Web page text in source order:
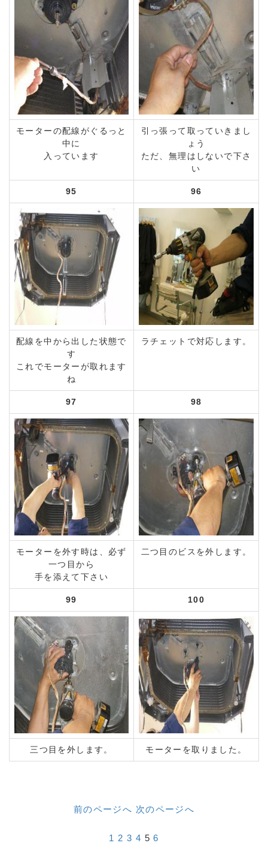
モーターの配線がぐるっと
中に
入っています
引っ張って取っていきまし
ょう
ただ、無理はしないで下さ
い
95 96
配線を中から出した状態で
す
これでモーターが取れます
ね
ラチェットで対応します。
97 98
モーターを外す時は、必ず
一つ目から
手を添えて下さい
二つ目のビスを外します。
99 100
三つ目を外します。 モーターを取りました。
前のページへ 次のページへ
1 2 3 4 56